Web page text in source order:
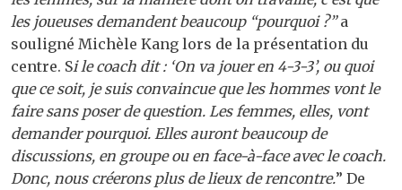
les joueuses demandent beaucoup “pourquoi ?”a
souligné Michèle Kang lors de la présentation du
centre. Si le coach dit : ‘On va jouer en 4-3-3’, ou quoi
que ce soit, je suis convaincue que les hommes vont le
faire sans poser de question. Les femmes, elles, vont
demander pourquoi. Elles auront beaucoup de
discussions, en groupe ou en face-à-face avec le coach.
Donc, nous créerons plus de lieux de rencontre.” De